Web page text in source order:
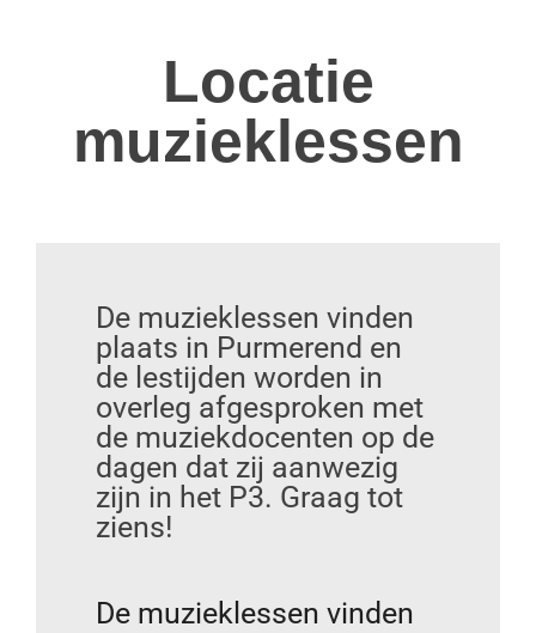
Locatie
muzieklessen
De muzieklessen vinden
plaats in Purmerend en
de lestijden worden in
overleg afgesproken met
de muziekdocenten op de
dagen dat zij aanwezig
zijn in het P3. Graag tot
ziens!
De muzieklessen vinden